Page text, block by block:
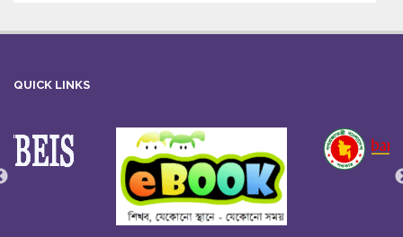
QUICK LINKS